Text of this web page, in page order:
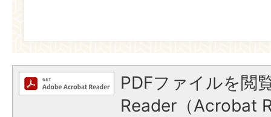
PDFファイルを閲
Reader（Acrobat